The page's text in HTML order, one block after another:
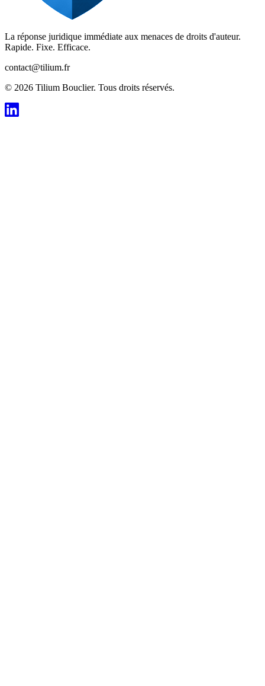
La réponse juridique immédiate aux menaces de droits d'auteur.
Rapide. Fixe. Efficace.
contact@tilium.fr
© 2026 Tilium Bouclier. Tous droits réservés.